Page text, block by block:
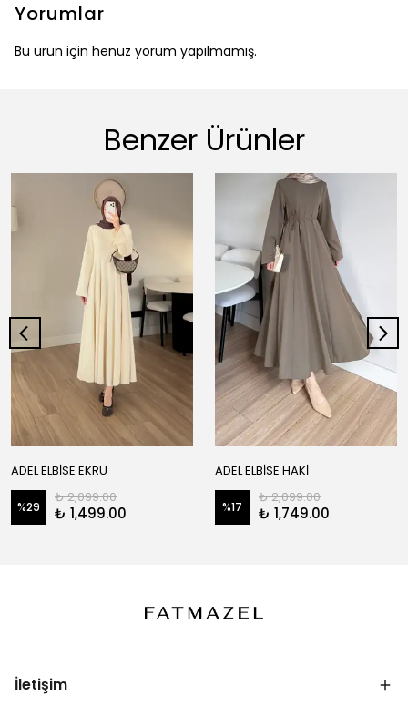
Yorumlar
Bu ürün için henüz yorum yapılmamış.
Benzer Ürünler
ADEL ELBİSE EKRU
%29
₺ 2,099.00
₺ 1,499.00
ADEL ELBİSE HAKİ
%17
₺ 2,099.00
₺ 1,749.00
İletişim